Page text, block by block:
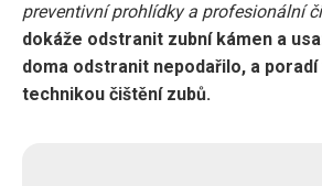
preventivní prohlídky a profesionální
dokáže odstranit zubní kámen a
doma odstranit nepodařilo, a
technikou čištění zubů.